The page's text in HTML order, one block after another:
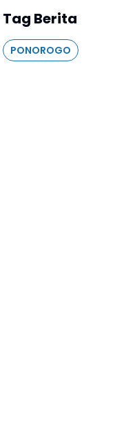
Tag Berita
PONOROGO